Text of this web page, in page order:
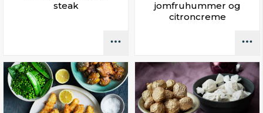
steak
jomfruhummer og
citroncreme